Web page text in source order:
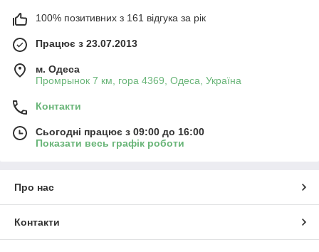
100% позитивних з 161 відгука за рік
Працює з 23.07.2013
м. Одеса
Промрынок 7 км, гора 4369, Одеса, Україна
Контакти
Сьогодні працює з 09:00 до 16:00
Показати весь графік роботи
Про нас
Контакти